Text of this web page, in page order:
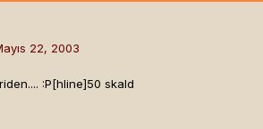
22, 2003
:P[hline]50 skald